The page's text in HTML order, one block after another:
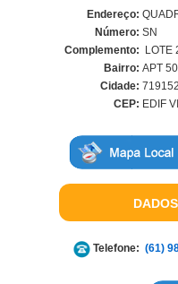
Endereço:
Número: SN
Complemento:
LOTE
Bairro: APT
Cidade:
CEP: EDIF
Telefone: (61)